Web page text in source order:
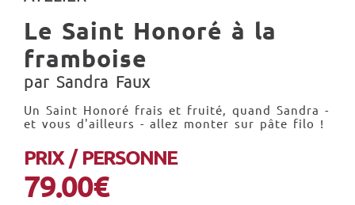
Le Saint Honoré à la
framboise
par Sandra Faux
Un Saint Honoré frais et fruité, quand Sandra -
et vous d'ailleurs - allez monter sur pâte filo !
PRIX / PERSONNE
79.00€